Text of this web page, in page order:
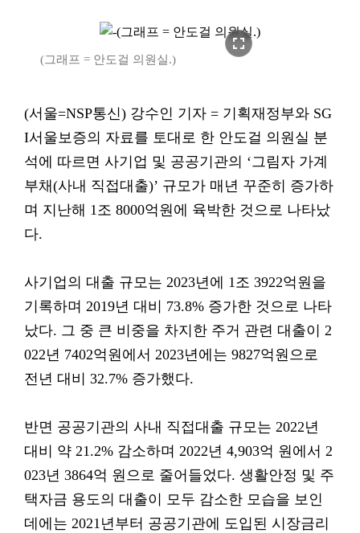
fullscreen
(그래프 = 안도걸 의원실.)
(서울=NSP통신) 강수인 기자 = 기획재정부와 SG
I서울보증의 자료를 토대로 한 안도걸 의원실 분
석에 따르면 사기업 및 공공기관의 ‘그림자 가계
부채(사내 직접대출)’ 규모가 매년 꾸준히 증가하
며 지난해 1조 8000억원에 육박한 것으로 나타났
다.
사기업의 대출 규모는 2023년에 1조 3922억원을
기록하며 2019년 대비 73.8% 증가한 것으로 나타
났다. 그 중 큰 비중을 차지한 주거 관련 대출이 2
022년 7402억원에서 2023년에는 9827억원으로
전년 대비 32.7% 증가했다.
반면 공공기관의 사내 직접대출 규모는 2022년
대비 약 21.2% 감소하며 2022년 4,903억 원에서 2
023년 3864억 원으로 줄어들었다. 생활안정 및 주
택자금 용도의 대출이 모두 감소한 모습을 보인
데에는 2021년부터 공공기관에 도입된 시장금리